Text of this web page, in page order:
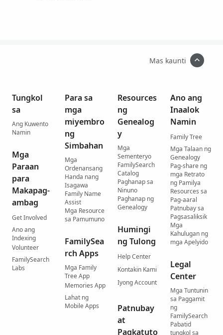
Mas kaunti
Tungkol
sa
Ang Kuwento
Namin
Mga
Paraan
para
Makapag-
ambag
Get Involved
Ano ang
Indexing
Volunteer
FamilySearch
Labs
Para sa
mga
miyembro
ng
Simbahan
Mga
Ordenansang
Handa nang
Isagawa
Family Name
Assist
Mga Resource
sa Pamumuno
FamilySea
rch Apps
Mga Family
Tree App
Memories App
Lahat ng
Mobile Apps
Resources
ng
Genealog
y
Mga
Sementeryo
FamilySearch
Catalog
Paghanap sa
Ninuno
Paghanap ng
Genealogy
Humingi
ng Tulong
Help Center
Kontakin Kami
Iyong Account
Patnubay
at
Pagkatuto
Ano ang
Inaalok
Namin
Family Tree
Mga Talaan ng
Genealogy
Pag-share ng
mga Retrato
ng Pamilya
Resources sa
Pag-aaral
Patnubay sa
Pagsasaliksik
Mga
Kahulugan ng
mga Apelyido
Legal
Center
Mga Tuntunin
sa Paggamit
ng
FamilySearch
Pabatid
tungkol sa